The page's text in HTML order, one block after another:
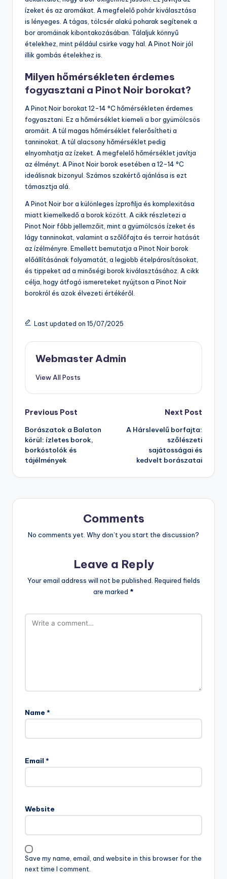
ízeket és az aromákat. A megfelelő pohár kiválasztása
is lényeges. A tágas, tölcsér alakú poharak segítenek a
bor aromáinak kibontakozásában. Tálaljuk könnyű
ételekhez, mint például csirke vagy hal. A Pinot Noir jól
illik gombás ételekhez is.
Milyen hőmérsékleten érdemes
fogyasztani a Pinot Noir borokat?
A Pinot Noir borokat 12-14 °C hőmérsékleten érdemes
fogyasztani. Ez a hőmérséklet kiemeli a bor gyümölcsös
aromáit. A túl magas hőmérséklet felerősítheti a
tanninokat. A túl alacsony hőmérséklet pedig
elnyomhatja az ízeket. A megfelelő hőmérséklet javítja
az élményt. A Pinot Noir borok esetében a 12-14 °C
ideálisnak bizonyul. Számos szakértő ajánlása is ezt
támasztja alá.
A Pinot Noir bor a különleges ízprofilja és komplexitása
miatt kiemelkedő a borok között. A cikk részletezi a
Pinot Noir főbb jellemzőit, mint a gyümölcsös ízeket és
lágy tanninokat, valamint a szőlőfajta és terroir hatását
az ízélményre. Emellett bemutatja a Pinot Noir borok
előállításának folyamatát, a legjobb ételpárosításokat,
és tippeket ad a minőségi borok kiválasztásához. A cikk
célja, hogy átfogó ismereteket nyújtson a Pinot Noir
borokról és azok élvezeti értékéről.
Last updated on 15/07/2025
Webmaster Admin
View All Posts
Post
navigation
Previous Post
Borászatok a Balaton
körül: ízletes borok,
borkóstolók és
tájélmények
Next Post
A Hárslevelű borfajta:
szőlészeti
sajátosságai és
kedvelt borászatai
Comments
No comments yet. Why don’t you start the discussion?
Leave a Reply
Your email address will not be published. Required fields
are marked *
Name *
Email *
Website
Save my name, email, and website in this browser for the
next time I comment.